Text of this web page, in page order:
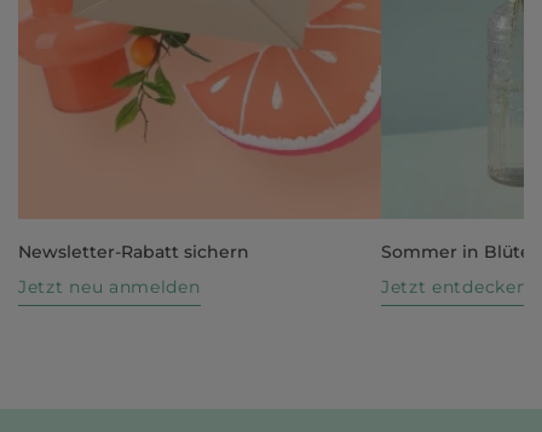
Newsletter-Rabatt sichern
Jetzt neu anmelden
Sommer in Blüte
Jetzt entdecken